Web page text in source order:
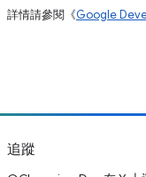
詳情請參閱《Google
追蹤